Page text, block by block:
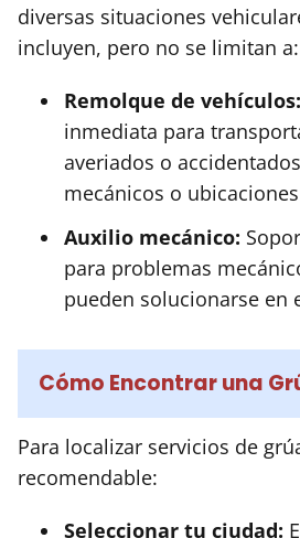
diversas situaciones
incluyen, pero no se limitan a:
Remolque de vehículos:
inmediata para
averiados o
mecánicos o
Auxilio mecánico:
para problemas
pueden solucionarse en
Cómo Encontrar una
Para localizar servicios de
recomendable:
Seleccionar tu ciudad: